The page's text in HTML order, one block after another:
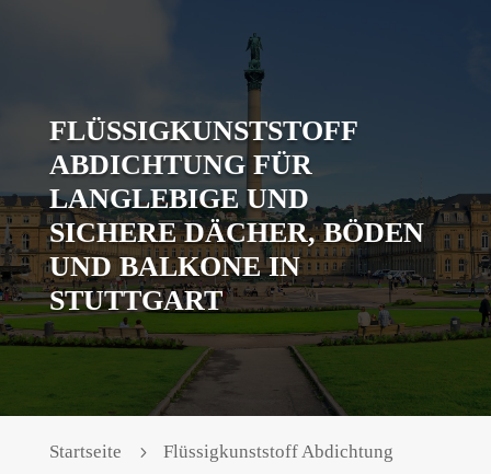
FLÜSSIG­KUNSTSTOFF
ABDICHTUNG FÜR
LANGLEBIGE UND
SICHERE DÄCHER, BÖDEN
UND BALKONE IN
STUTTGART
Startseite Flüssigkunststoff Abdichtung